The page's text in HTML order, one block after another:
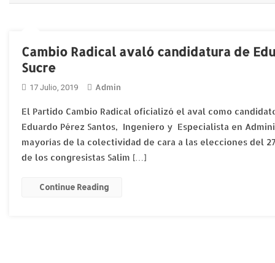
Cambio Radical avaló candidatura de
Sucre
17 Julio, 2019 Admin
El Partido Cambio Radical oficializó el aval como
Eduardo Pérez Santos, Ingeniero y Especialista en
mayorías de la colectividad de cara a las elecciones del
de los congresistas Salim […]
Continue Reading